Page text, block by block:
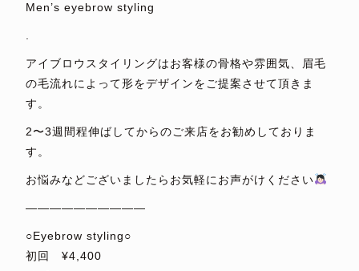
Men’s eyebrow styling
アイブロウスタイリングはお客様の骨格や雰囲気、眉毛
の毛流れによって形をデザインをご提案させて頂きま
す。
2〜3週間程伸ばしてからのご来店をお勧めしておりま
す。
お悩みなどございましたらお気軽にお声がけください
——————————
○Eyebrow styling○
初回 ¥4,400